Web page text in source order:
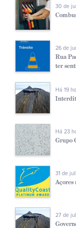
30 de
26 de
Rua
ter
Há 19
Há 23
Grupo
31 de
27 de